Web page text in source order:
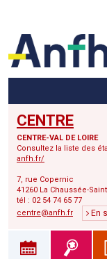
CENTRE
CENTRE-VAL DE LOIRE
Consultez la liste des
anfh.fr/
7, rue Copernic
41260 La Chaussée-
tél : 02 54 74 65 77
centre@anfh.fr
En